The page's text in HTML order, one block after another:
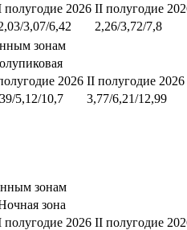
полугодие 2026 II полугодие
3,07/6,42
2,26/3,72/7,8
зонам
2026 II полугодие 2026
5,12/10,7 3,77/6,21/12,99
зонам
зона
полугодие 2026 II полугодие